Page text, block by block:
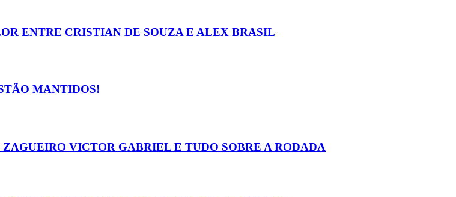
ENTRE CRISTIAN DE SOUZA E ALEX BRASIL
MANTIDOS!
VICTOR GABRIEL E TUDO SOBRE A RODADA